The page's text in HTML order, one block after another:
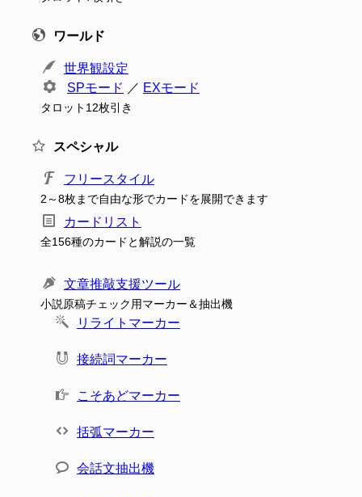
ワールド
世界観設定
SPモード ／ EXモード
タロット12枚引き
スペシャル
フリースタイル
2～8枚まで自由な形でカードを展開できます
カードリスト
全156種のカードと解説の一覧
文章推敲支援ツール
小説原稿チェック用マーカー＆抽出機
リライトマーカー
接続詞マーカー
こそあどマーカー
括弧マーカー
会話文抽出機